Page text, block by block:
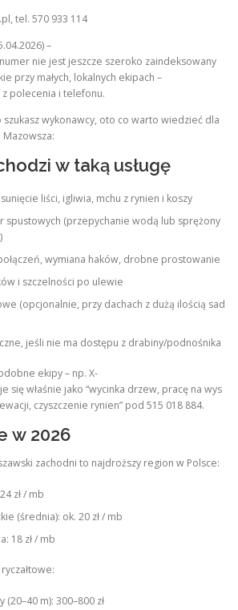
tel. 570 933 114
–
nie jest jeszcze szeroko zaindeksowany
przy małych, lokalnych ekipach –
z polecenia i telefonu.
szukasz wykonawcy, oto co warto wiedzieć dla
w taką usługę
liści, igliwia, mchu z rynien i koszy
spustowych (przepychanie wodą lub sprężony
wymiana haków, drobne prostowanie
i szczelności po ulewie
(opcjonalnie, przy dachach z dużą ilością sad
jeśli nie ma dostępu z drabiny/podnośnika
ekipy – np. X-
się właśnie jako “wycinka drzew, pracę na wys
czyszczenie rynien” pod 515 018 884.
w 2026
zachodni to najdroższy region w Polsce:
zł / mb
(średnia): ok. 20 zł / mb
18 zł / mb
m): 300–800 zł